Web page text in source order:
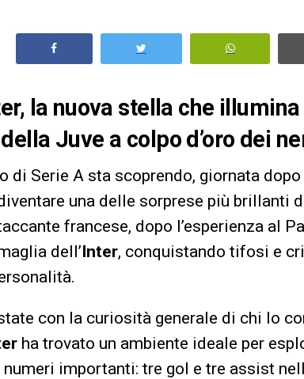
la nuova stella che
Juve a colpo d’oro dei
di Serie A sta scoprendo, giornata
una delle sorprese più brillanti
francese, dopo l’esperienza al
dell’Inter, conquistando tifosi e
con la curiosità generale di chi lo
ha trovato un ambiente ideale per
importanti: tre gol e tre assist